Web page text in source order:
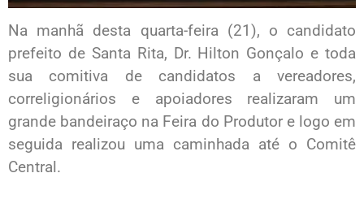
Na manhã desta quarta-feira (21), o candidato
prefeito de Santa Rita, Dr. Hilton Gonçalo e toda
sua comitiva de candidatos a vereadores,
correligionários e apoiadores realizaram um
grande bandeiraço na Feira do Produtor e logo em
seguida realizou uma caminhada até o Comitê
Central.